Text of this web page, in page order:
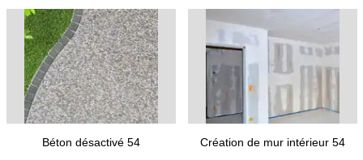
Béton désactivé 54 Création de mur intérieur 54